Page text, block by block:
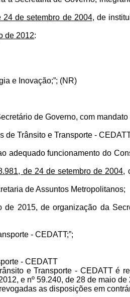
24 de setembro de 2004, de
de 2012:
e Inovação;”; (NR)
de Governo, com
Trânsito e Transporte -
adequado funcionamento do
de 24 de setembro de 2004,
de Assuntos Metropolitanos;
2015, de organização da
- CEDATT;”;
- CEDATT
e Transporte - CEDATT é
e nº 59.240, de 28 de maio
as disposições em